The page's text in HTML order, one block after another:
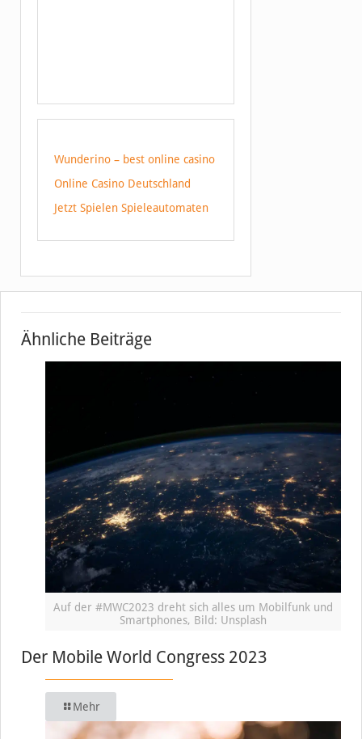
Wunderino – best online casino
Online Casino Deutschland
Jetzt Spielen Spieleautomaten
Ähnliche Beiträge
Auf der #MWC2023 dreht sich alles um Mobilfunk und
Smartphones, Bild: Unsplash
Der Mobile World Congress 2023
Mehr